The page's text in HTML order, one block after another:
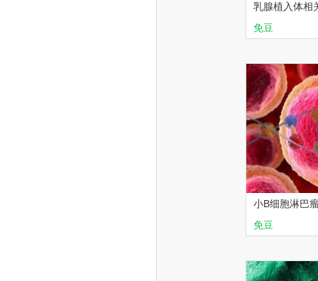
乳腺植入体相
瘤诊断
免豆
小B细胞淋巴
新
免豆